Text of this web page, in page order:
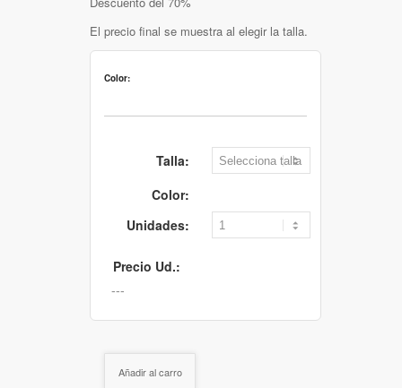
El precio final se muestra al elegir la talla.
Color:
Talla:
Color:
Unidades:
Precio Ud.:
Añadir al carro